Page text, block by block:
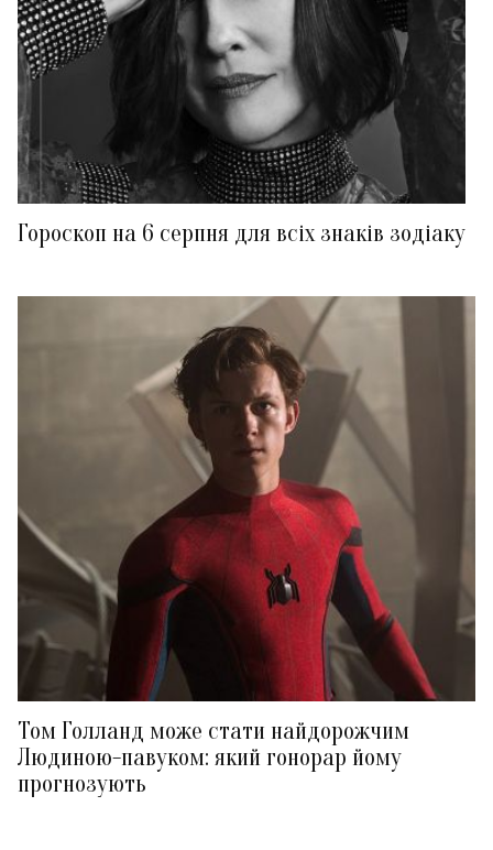
Гороскоп на 6 серпня для всіх знаків зодіаку
Том Голланд може стати найдорожчим
Людиною-павуком: який гонорар йому
прогнозують